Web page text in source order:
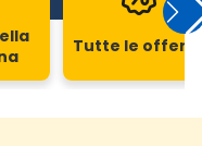
Tutte le